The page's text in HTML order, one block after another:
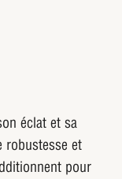
éclat et sa
robustesse et
pour